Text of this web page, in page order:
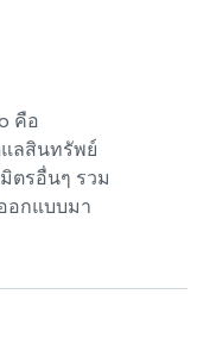
คือ
ลสินทรัพย์
ตรอื่นๆ รวม
อกแบบมา